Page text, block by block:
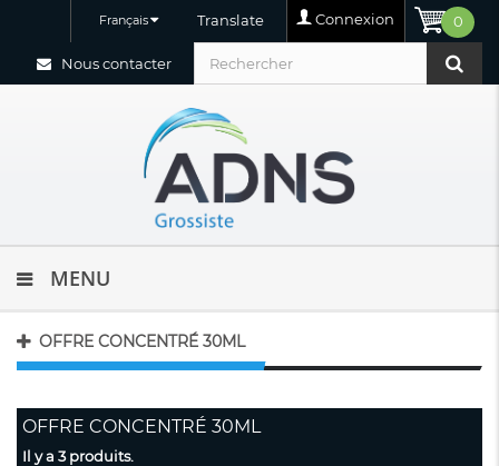
0
Connexion
Translate
Français
Nous contacter
MENU
OFFRE CONCENTRÉ 30ML
OFFRE CONCENTRÉ 30ML
Il y a 3 produits.